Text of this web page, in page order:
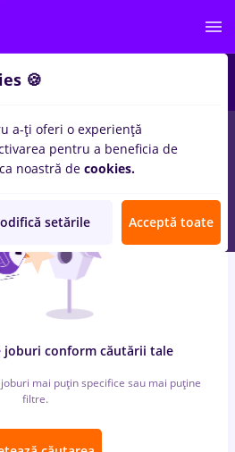
time in Remote (de acasa)
inBanci, Medicina / Sanatate
joburi conform căutării tale
mai puțin specifice sau mai puține
filtre.
🍪
a-ți oferi o experiență
pentru a beneficia de
noastră de cookies.
setările Acceptă toate